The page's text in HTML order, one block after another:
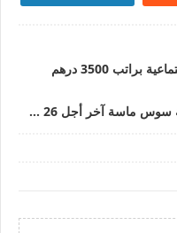
3500 درهم
مباراة توظيف 16 منصب بمجلس جهة سوس ماسة آخر أجل 26 يناير 2024